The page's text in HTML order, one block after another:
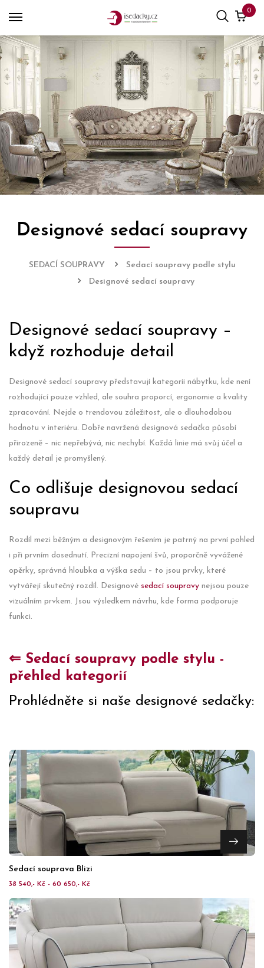
0
Designové sedací soupravy
SEDACÍ SOUPRAVY
Sedací soupravy podle stylu
Designové sedací soupravy
Designové sedací soupravy –
když rozhoduje detail
Designové sedací soupravy představují kategorii nábytku, kde není
rozhodující pouze vzhled, ale souhra proporcí, ergonomie a kvality
zpracování. Nejde o trendovou záležitost, ale o dlouhodobou
hodnotu v interiéru. Dobře navržená designová sedačka působí
přirozeně – nic nepřebývá, nic nechybí. Každá linie má svůj účel a
každý detail je promyšlený.
Co odlišuje designovou sedací
soupravu
Rozdíl mezi běžným a designovým řešením je patrný na první pohled
i při prvním dosednutí. Precizní napojení švů, proporčně vyvážené
opěrky, správná hloubka a výška sedu – to jsou prvky, které
vytvářejí skutečný rozdíl. Designové sedací soupravy nejsou pouze
vizuálním prvkem. Jsou výsledkem návrhu, kde forma podporuje
funkci.
⇐ Sedací soupravy podle stylu -
přehled kategorií
Prohlédněte si naše designové sedačky:
Sedací souprava Blizi
38 540,- Kč - 60 650,- Kč